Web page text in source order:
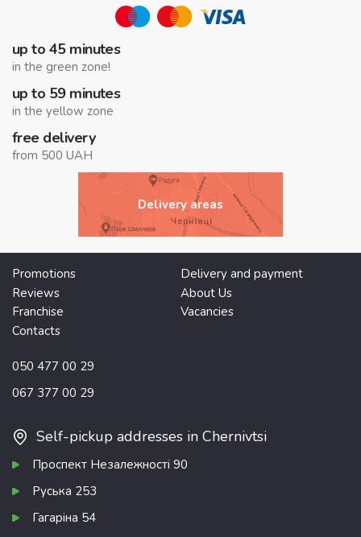
up to 45 minutes
in the green zone!
up to 59 minutes
in the yellow zone
free delivery
from 500 UAH
Delivery areas
Promotions
Delivery and payment
Reviews
About Us
Franchise
Vacancies
Contacts
050 477 00 29
067 377 00 29
Self-pickup addresses in Chernivtsi
Проспект Незалежності 90
Руська 253
Гагаріна 54